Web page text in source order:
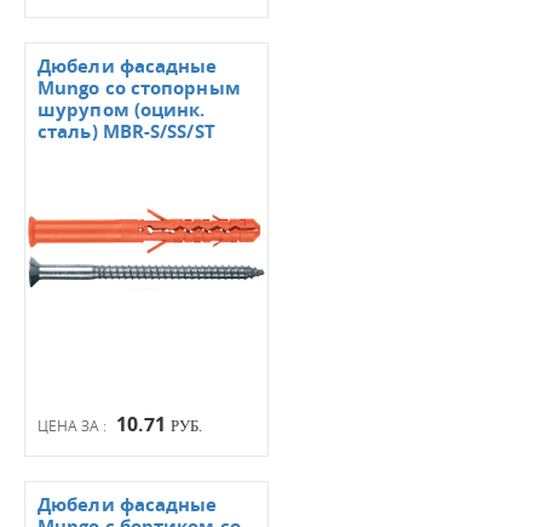
ЦЕНА ЗА : 10.71 РУБ.
Дюбели фасадные
Mungo со стопорным
шурупом (оцинк.
сталь) MBR-S/SS/ST
Дюбели фасадные